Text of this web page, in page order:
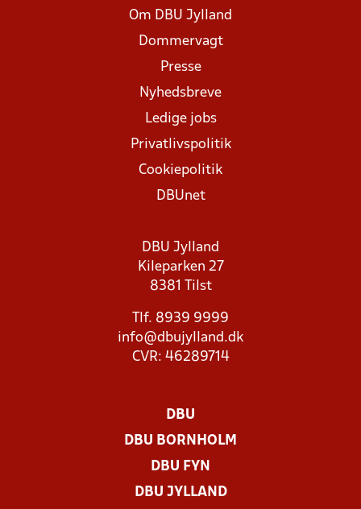
Om DBU Jylland
Dommervagt
Presse
Nyhedsbreve
Ledige jobs
Privatlivspolitik
Cookiepolitik
DBUnet
DBU Jylland
Kileparken 27
8381 Tilst
Tlf. 8939 9999
info@dbujylland.dk
CVR: 46289714
DBU
DBU BORNHOLM
DBU FYN
DBU JYLLAND